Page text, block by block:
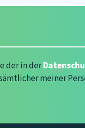
(erforderlich)
der in der
meiner